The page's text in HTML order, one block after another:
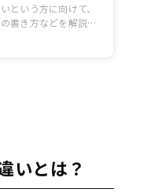
という方に向けて、
書き方などを解説し
いとは？